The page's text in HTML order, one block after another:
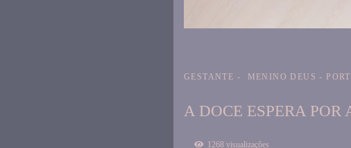
GESTANTE MENINO DEUS -
A DOCE ESPERA POR
1268 visualizações